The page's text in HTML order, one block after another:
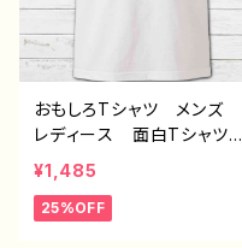
おもしろTシャツ メンズ
レディース 面白Tシャツ
かわいい おしゃれ 動
物 イラスト パンダ 個
性的 おすすめ 人気 イ
¥1,485
25%OFF